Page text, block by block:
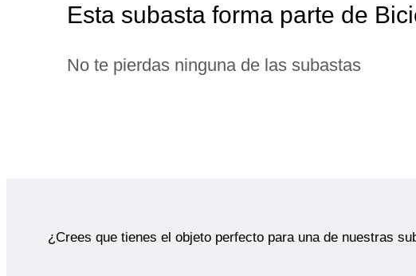
Esta subasta forma parte de
No te pierdas ninguna de las subastas
¿Crees que tienes el objeto perfecto para una de nuestras